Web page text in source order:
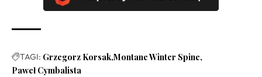
TAGI: Grzegorz Korsak Montane Winter Spine
Paweł Cymbalista